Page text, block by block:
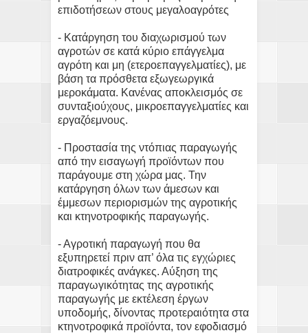
επιδοτήσεων στους μεγαλοαγρότες
- Κατάργηση του διαχωρισμού των
αγροτών σε κατά κύριο επάγγελμα
αγρότη και μη (ετεροεπαγγελματίες), με
βάση τα πρόσθετα εξωγεωργικά
μεροκάματα. Κανένας αποκλεισμός σε
συνταξιούχους, μικροεπαγγελματίες και
εργαζόεμνους.
- Προστασία της ντόπιας παραγωγής
από την εισαγωγή προϊόντων που
παράγουμε στη χώρα μας. Την
κατάργηση όλων των άμεσων και
έμμεσων περιορισμών της αγροτικής
και κτηνοτροφικής παραγωγής.
- Αγροτική παραγωγή που θα
εξυπηρετεί πριν απ’ όλα τις εγχώριες
διατροφικές ανάγκες. Αύξηση της
παραγωγικότητας της αγροτικής
παραγωγής με εκτέλεση έργων
υποδομής, δίνοντας προτεραιότητα στα
κτηνοτροφικά προϊόντα, τον εφοδιασμό